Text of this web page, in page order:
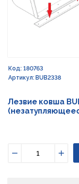
Код: 180763
Артикул: BUB2338
Лезвие ковша